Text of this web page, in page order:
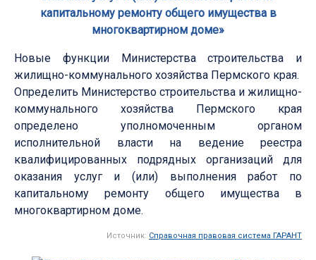
капитальному ремонту общего имущества в
многоквартирном доме»
Новые функции Министерства строительства и
жилищно-коммунального хозяйства Пермского края.
Определить Министерство строительства и жилищно-
коммунального хозяйства Пермского края
определено уполномоченным органом
исполнительной власти на ведение реестра
квалифицированных подрядных организаций для
оказания услуг и (или) выполнения работ по
капитальному ремонту общего имущества в
многоквартирном доме.
Источник: Справочная правовая система ГАРАНТ